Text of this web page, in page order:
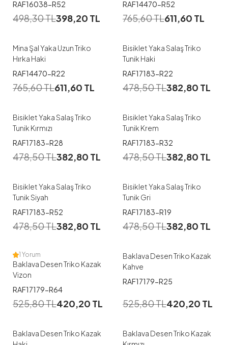
RAF16038-R52
498,30TL398,20 TL
RAF14470-R52
765,60TL611,60 TL
Mina Şal Yaka Uzun Triko
Hırka Haki
RAF14470-R22
765,60TL611,60 TL
Bisiklet Yaka Salaş Triko
Tunik Haki
RAF17183-R22
478,50TL382,80 TL
Bisiklet Yaka Salaş Triko
Tunik Kırmızı
RAF17183-R28
478,50TL382,80 TL
Bisiklet Yaka Salaş Triko
Tunik Krem
RAF17183-R32
478,50TL382,80 TL
Bisiklet Yaka Salaş Triko
Tunik Siyah
RAF17183-R52
478,50TL382,80 TL
Bisiklet Yaka Salaş Triko
Tunik Gri
RAF17183-R19
478,50TL382,80 TL
1 Yorum
Baklava Desen Triko Kazak
Vizon
RAF17179-R64
525,80TL420,20 TL
Baklava Desen Triko Kazak
Kahve
RAF17179-R25
525,80TL420,20 TL
Baklava Desen Triko Kazak
Baklava Desen Triko Kazak